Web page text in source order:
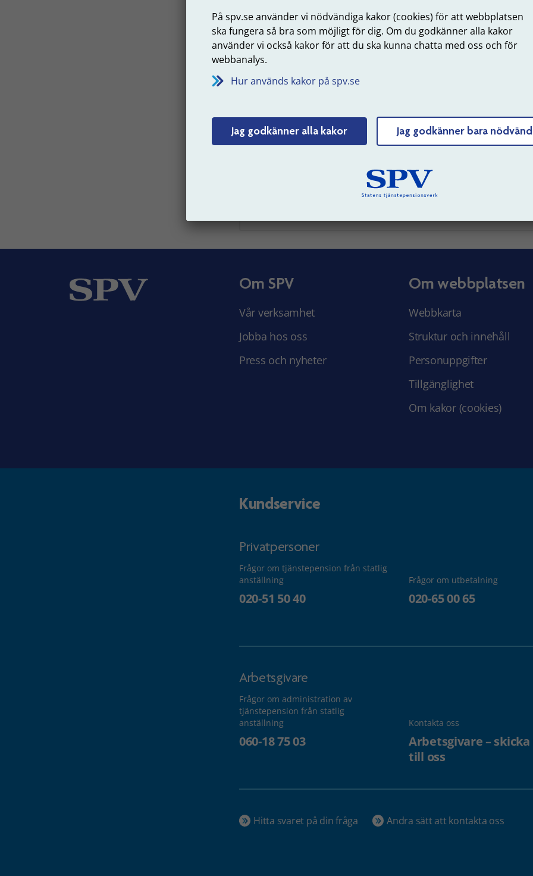
På spv.se använder vi nödvändiga kakor (cookies) för att webbplatsen
ska fungera så bra som möjligt för dig. Om du godkänner alla kakor
använder vi också kakor för att du ska kunna chatta med oss och för
webbanalys.
Hur används kakor på spv.se
Jag godkänner alla kakor Jag godkänner bara
Logga in på Mina sidor
Du som vill göra ditt val på en blankett
Du som inte kan eller vill logga in kan göra ditt val på en blankett.
Gör ditt val för din valbara del på blankett (pdf, öppnas i nytt
fönster)
Om SPV
Vår verksamhet
Jobba hos oss
Press och nyheter
Om webbplatsen
Webbkarta
Struktur och innehåll
Personuppgifter
Tillgänglighet
Om kakor (cookies)
Kundservice
Privatpersoner
Frågor om tjänstepension från statlig
anställning
020-51 50 40
Frågor om utbetalning
020-65 00 65
Arbetsgivare
Frågor om administration av
tjänstepension från statlig
anställning
060-18 75 03
Kontakta oss
Arbetsgivare –
till oss
Hitta svaret på din fråga Andra sätt att kontakta oss